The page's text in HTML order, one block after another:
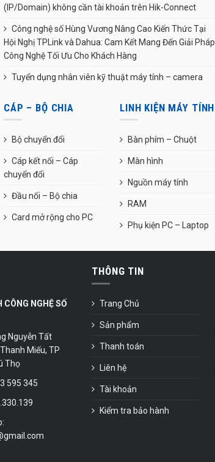
(IP/Domain) không cần tài khoản trên Hik-Connect
Công nghệ số Hùng Vương Nâng Cao Kiến Thức Tại
Hội Nghị TPLink và Dahua: Cam Kết Mang Đến Giải Pháp
Công Nghệ Tối Ưu Cho Khách Hàng
Tuyển dụng nhân viên kỹ thuật máy tính – camera
CÁP – BỘ CHIA
Bộ chuyển đổi
Cáp kết nối – Cáp
chuyển đổi
Đầu nối – Bộ chia
Card mở rộng cho PC
LINH KIỆN MÁY TÍNH
Bàn phím – Chuột
Màn hình
Nguồn máy tính
RAM
Phụ kiện PC – Laptop
CÔNG NGHỆ SỐ
Nguyễn Tất
Miếu, TP
Thọ
595 345
THÔNG TIN
Trang Chủ
Sản phẩm
Thanh toán
Liên hệ
Tài khoản
Kiểm tra bảo hành